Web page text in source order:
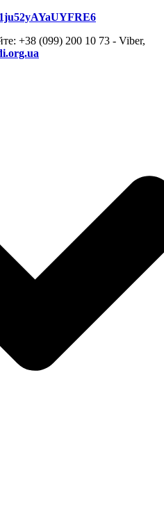
+38 (099) 200 10 73 - Viber,